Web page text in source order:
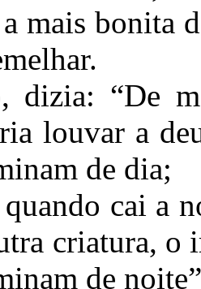
mais bonita
dizia: “De
louvar a
de dia;
cai a
criatura, o
de